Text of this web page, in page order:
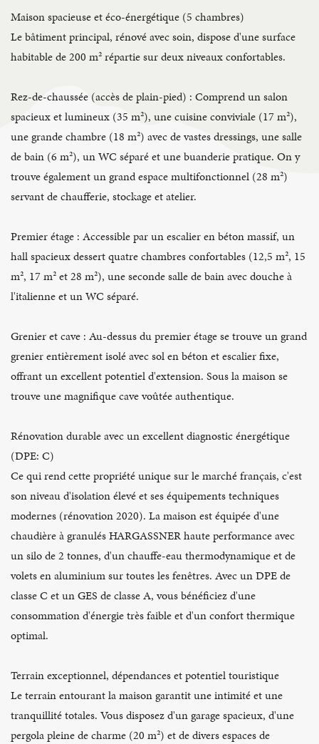
Maison spacieuse et éco-énergétique (5 chambres)
Le bâtiment principal, rénové avec soin, dispose d'une surface
habitable de 200 m² répartie sur deux niveaux confortables.
Rez-de-chaussée (accès de plain-pied) : Comprend un salon
spacieux et lumineux (35 m²), une cuisine conviviale (17 m²),
une grande chambre (18 m²) avec de vastes dressings, une salle
de bain (6 m²), un WC séparé et une buanderie pratique. On y
trouve également un grand espace multifonctionnel (28 m²)
servant de chaufferie, stockage et atelier.
Premier étage : Accessible par un escalier en béton massif, un
hall spacieux dessert quatre chambres confortables (12,5 m², 15
m², 17 m² et 28 m²), une seconde salle de bain avec douche à
l'italienne et un WC séparé.
Grenier et cave : Au-dessus du premier étage se trouve un grand
grenier entièrement isolé avec sol en béton et escalier fixe,
offrant un excellent potentiel d'extension. Sous la maison se
trouve une magnifique cave voûtée authentique.
Rénovation durable avec un excellent diagnostic énergétique
(DPE: C)
Ce qui rend cette propriété unique sur le marché français, c'est
son niveau d'isolation élevé et ses équipements techniques
modernes (rénovation 2020). La maison est équipée d'une
chaudière à granulés HARGASSNER haute performance avec
un silo de 2 tonnes, d'un chauffe-eau thermodynamique et de
volets en aluminium sur toutes les fenêtres. Avec un DPE de
classe C et un GES de classe A, vous bénéficiez d'une
consommation d'énergie très faible et d'un confort thermique
optimal.
Terrain exceptionnel, dépendances et potentiel touristique
Le terrain entourant la maison garantit une intimité et une
tranquillité totales. Vous disposez d'un garage spacieux, d'une
pergola pleine de charme (20 m²) et de divers espaces de